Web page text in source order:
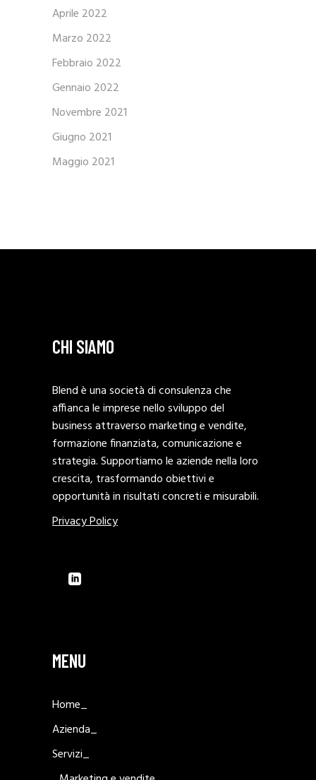
Aprile 2022
Marzo 2022
Febbraio 2022
Gennaio 2022
Novembre 2021
Giugno 2021
Maggio 2021
CHI SIAMO
Blend è una società di consulenza che
affianca le imprese nello sviluppo del
business attraverso marketing e vendite,
formazione finanziata, comunicazione e
strategia. Supportiamo le aziende nella loro
crescita, trasformando obiettivi e
opportunità in risultati concreti e misurabili.
Privacy Policy
MENU
Home_
Azienda_
Servizi_